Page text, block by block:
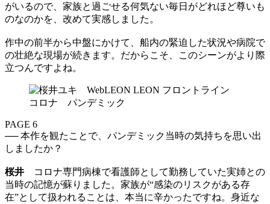
がいるので、家族と過ごせる何気ない毎日がどれほど尊いも
のなのかを、改めて実感しました。
作中の前半から中盤にかけて、船内の緊迫した状況や病院で
の壮絶な現場が続きます。だからこそ、このシーンがより際
立つんですよね。
PAGE 6
── 本作を観たことで、パンデミック当時の気持ちを思い出
しましたか？
桜井 コロナ専門病棟で看護師として勤務していた実姉との
当時の記憶が蘇りました。家族が“感染のリスクがある存
在”として扱われることは、本当に辛かったですね。身近な